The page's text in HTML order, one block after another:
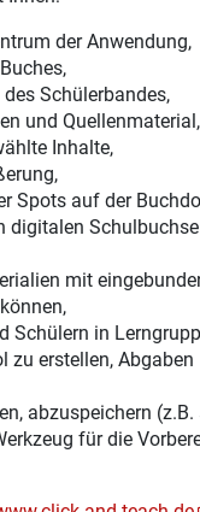
der Anwendung,
Schülerbandes,
und Quellenmaterial,
Inhalte,
Spots auf der
mit
Schülern in
erstellen,
abzuspeichern
für die